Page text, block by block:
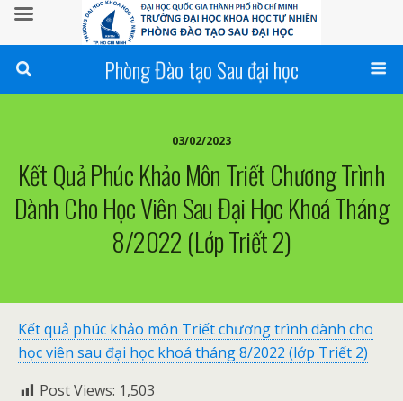
Phòng Đào tạo Sau đại học
03/02/2023
Kết Quả Phúc Khảo Môn Triết Chương Trình
Dành Cho Học Viên Sau Đại Học Khoá Tháng
8/2022 (lớp Triết 2)
Kết quả phúc khảo môn Triết chương trình dành cho
học viên sau đại học khoá tháng 8/2022 (lớp Triết 2)
Post Views: 1,503